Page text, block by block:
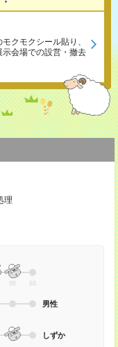
クモクシール貼り、
示会場での設営・撤去
理
50 60
男性
しずか